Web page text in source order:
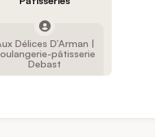
Délices D’Arman |
pâtisserie
Debast